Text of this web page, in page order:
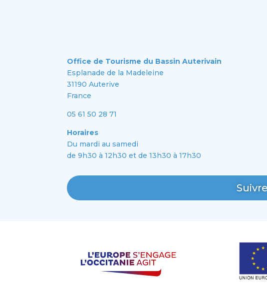
Office de Tourisme du Bassin Auterivain
Esplanade de la Madeleine
31190 Auterive
France
05 61 50 28 71
Horaires
Du mardi au samedi
de 9h30 à 12h30 et de 13h30 à 17h30